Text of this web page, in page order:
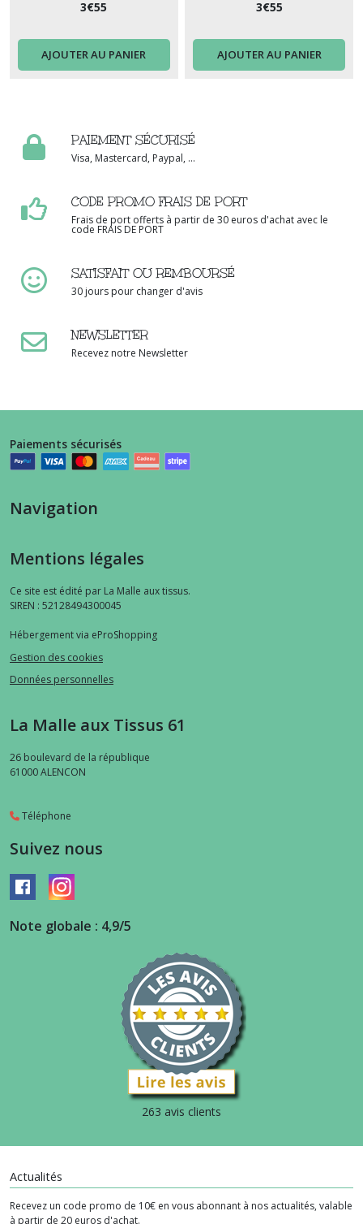
3€55
AJOUTER AU PANIER
3€55
AJOUTER AU PANIER
PAIEMENT SÉCURISÉ
Visa, Mastercard, Paypal, ...
CODE PROMO FRAIS DE PORT
Frais de port offerts à partir de 30 euros d'achat avec le
code FRAIS DE PORT
SATISFAIT OU REMBOURSÉ
30 jours pour changer d'avis
NEWSLETTER
Recevez notre Newsletter
Paiements sécurisés
Navigation
Mentions légales
Ce site est édité par La Malle aux tissus.
SIREN : 52128494300045
Hébergement via eProShopping
Gestion des cookies
Données personnelles
La Malle aux Tissus 61
26 boulevard de la république
61000ALENCON
Téléphone
Suivez nous
Note globale : 4,9/5
263 avis clients
Actualités
Recevez un code promo de 10€ en vous abonnant à nos actualités, valable
à partir de 20 euros d'achat.